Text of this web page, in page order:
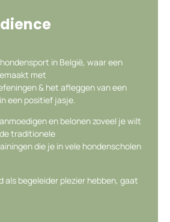
in België, waar een
met
& het afleggen van een
een positief jasje.
en belonen zoveel je wilt
traditionele
die je in vele hondenscholen
als begeleider plezier hebben, gaat